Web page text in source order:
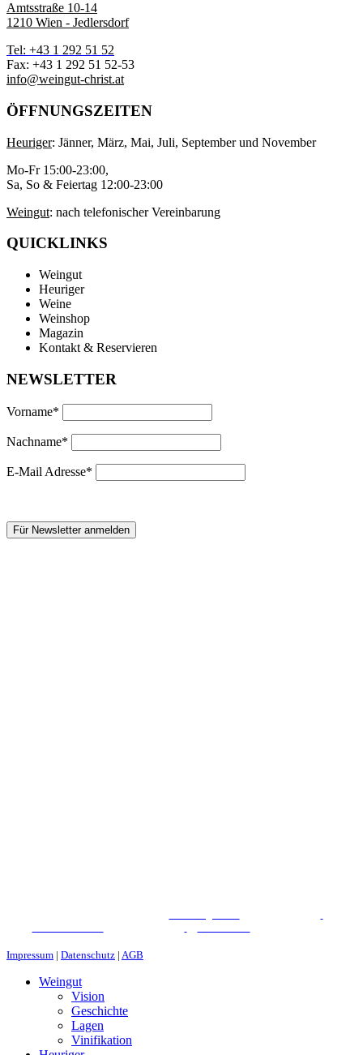
Amtsstraße 10-14
1210 Wien - Jedlersdorf
Tel: +43 1 292 51 52
Fax: +43 1 292 51 52-53
info@weingut-christ.at
ÖFFNUNGSZEITEN
Heuriger: Jänner, März, Mai, Juli, September und November
Mo-Fr 15:00-23:00,
Sa, So & Feiertag 12:00-23:00
Weingut: nach telefonischer Vereinbarung
QUICKLINKS
Weingut
Heuriger
Weine
Weinshop
Magazin
Kontakt & Reservieren
NEWSLETTER
Vorname*
Nachname*
E-Mail Adresse*
Impressum | Datenschutz | AGB
Weingut
Vision
Geschichte
Lagen
Vinifikation